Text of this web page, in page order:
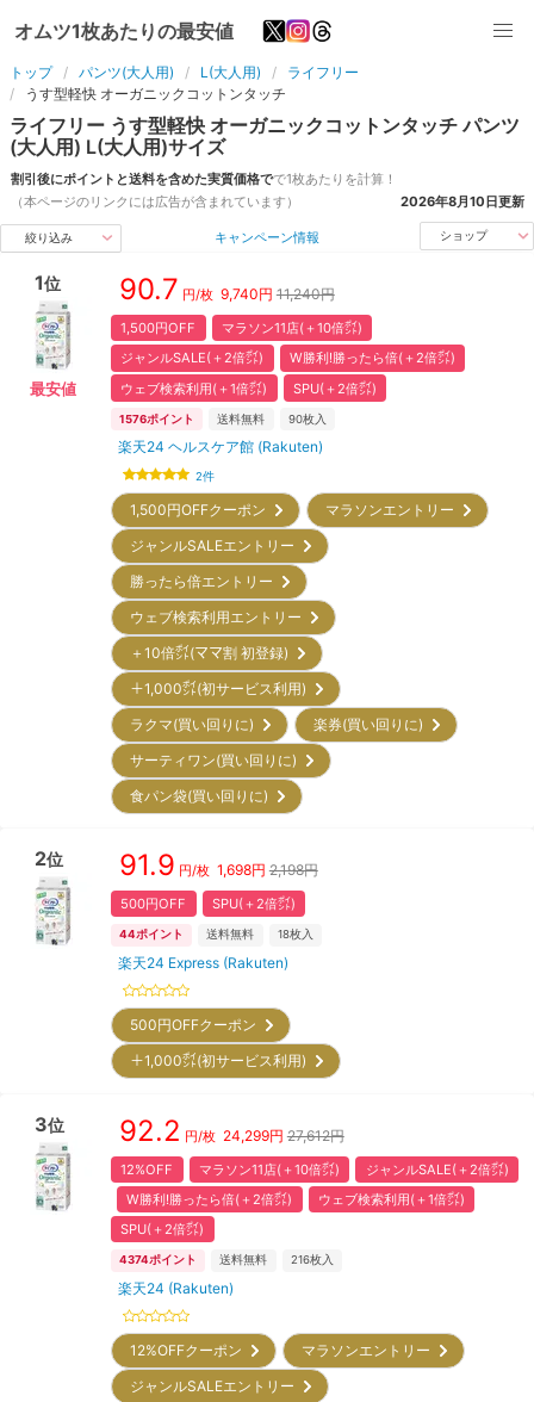
オムツ1枚あたりの最安値
トップ パンツ(大人用) L(大人用)
ライフリー
うす型軽快 オーガニックコットンタッチ
ライフリー うす型軽快 オーガニックコットンタッチパンツ
(大人用) L(大人用)サイズ
割引後にポイントと送料を含めた実質価格でで1枚あたりを計算！
（本ページのリンクには広告が含まれています）
2026年8月10日更新
絞り込み キャンペーン情報 ショップ
1位
最安値
90.7 円/枚 9,740円 11,240円
1,500円OFF
マラソン11店(＋10倍㌽)
ジャンルSALE(＋2倍㌽)
W勝利!勝ったら倍(＋2倍㌽)
ウェブ検索利用(＋1倍㌽)
SPU(＋2倍㌽)
1576ポイント 送料無料 90枚入
楽天24 ヘルスケア館 (Rakuten)
2件
1,500円OFFクーポン
マラソンエントリー
ジャンルSALEエントリー
勝ったら倍エントリー
ウェブ検索利用エントリー
＋10倍㌽(ママ割 初登録)
＋1,000㌽(初サービス利用)
ラクマ(買い回りに)
楽券(買い回りに)
サーティワン(買い回りに)
食パン袋(買い回りに)
2位 91.9 円/枚 1,698円 2,198円
500円OFF SPU(＋2倍㌽)
44ポイント 送料無料 18枚入
楽天24 Express (Rakuten)
500円OFFクーポン
＋1,000㌽(初サービス利用)
3位 92.2 円/枚 24,299円 27,612円
12%OFF マラソン11店(＋10倍㌽)
ジャンルSALE(＋2倍㌽)
W勝利!勝ったら倍(＋2倍㌽)
ウェブ検索利用(＋1倍㌽)
SPU(＋2倍㌽)
4374ポイント 送料無料 216枚入
楽天24 (Rakuten)
12%OFFクーポン
マラソンエントリー
ジャンルSALEエントリー